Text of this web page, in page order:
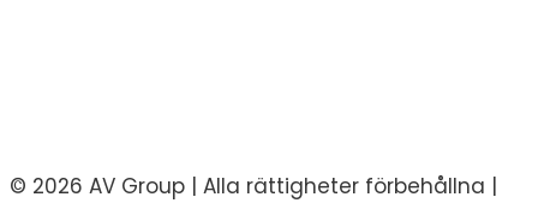
© 2026 AV Group | Alla rättigheter förbehållna |